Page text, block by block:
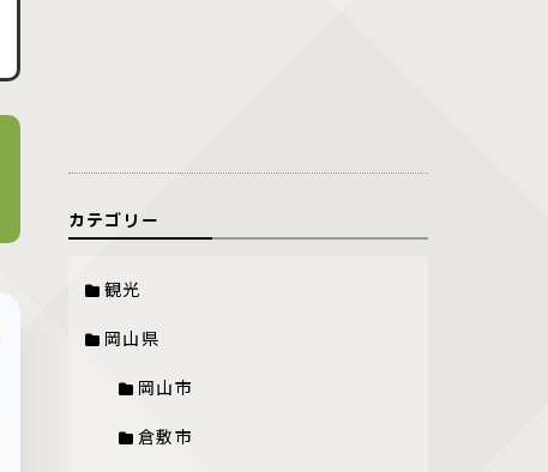
カテゴリー
観光
岡山県
岡山市
倉敷市